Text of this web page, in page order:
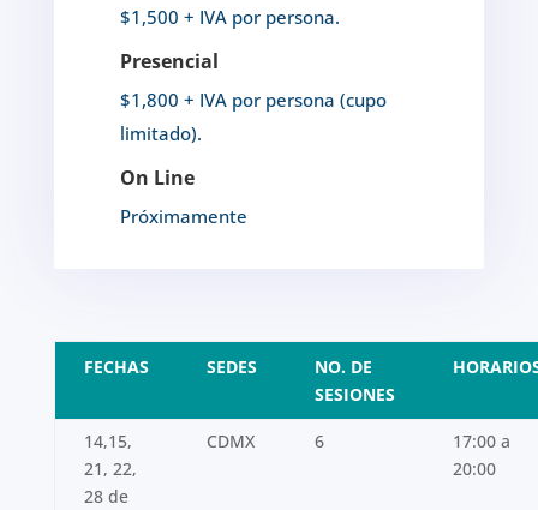
$1,500 + IVA por persona.
Presencial
$1,800 + IVA por persona (cupo
limitado).
On Line
Próximamente
FECHAS SEDES
NO. DE
SESIONES
14,15,
21, 22,
28 de
CDMX 6
17:00 a
20:00